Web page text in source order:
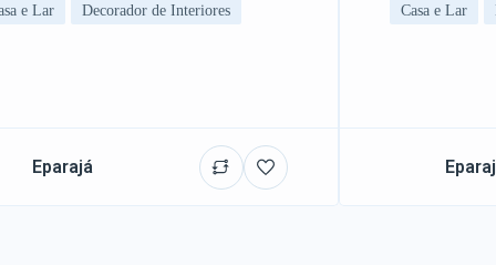
e Lar Decorador de Interiores
Eparajá
Casa e Lar